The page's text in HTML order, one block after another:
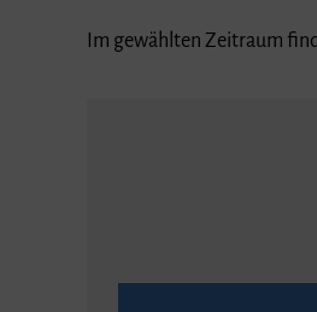
Im gewählten Zeitraum